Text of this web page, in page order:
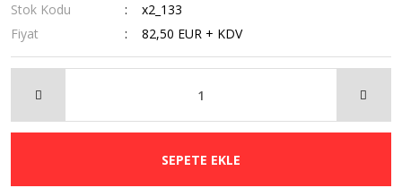
Stok Kodu
x2_133
Fiyat
82,50 EUR + KDV
SEPETE EKLE